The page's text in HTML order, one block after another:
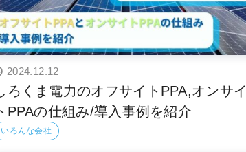
2024.12.12
ろくま電力のオフサイトPPA,オンサイ
PPAの仕組み/導入事例を紹介
いろんな会社